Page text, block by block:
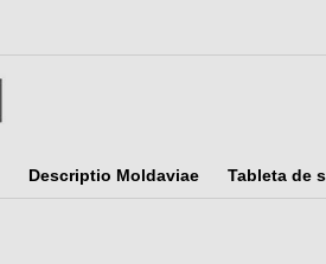
Descriptio Moldaviae Tableta de